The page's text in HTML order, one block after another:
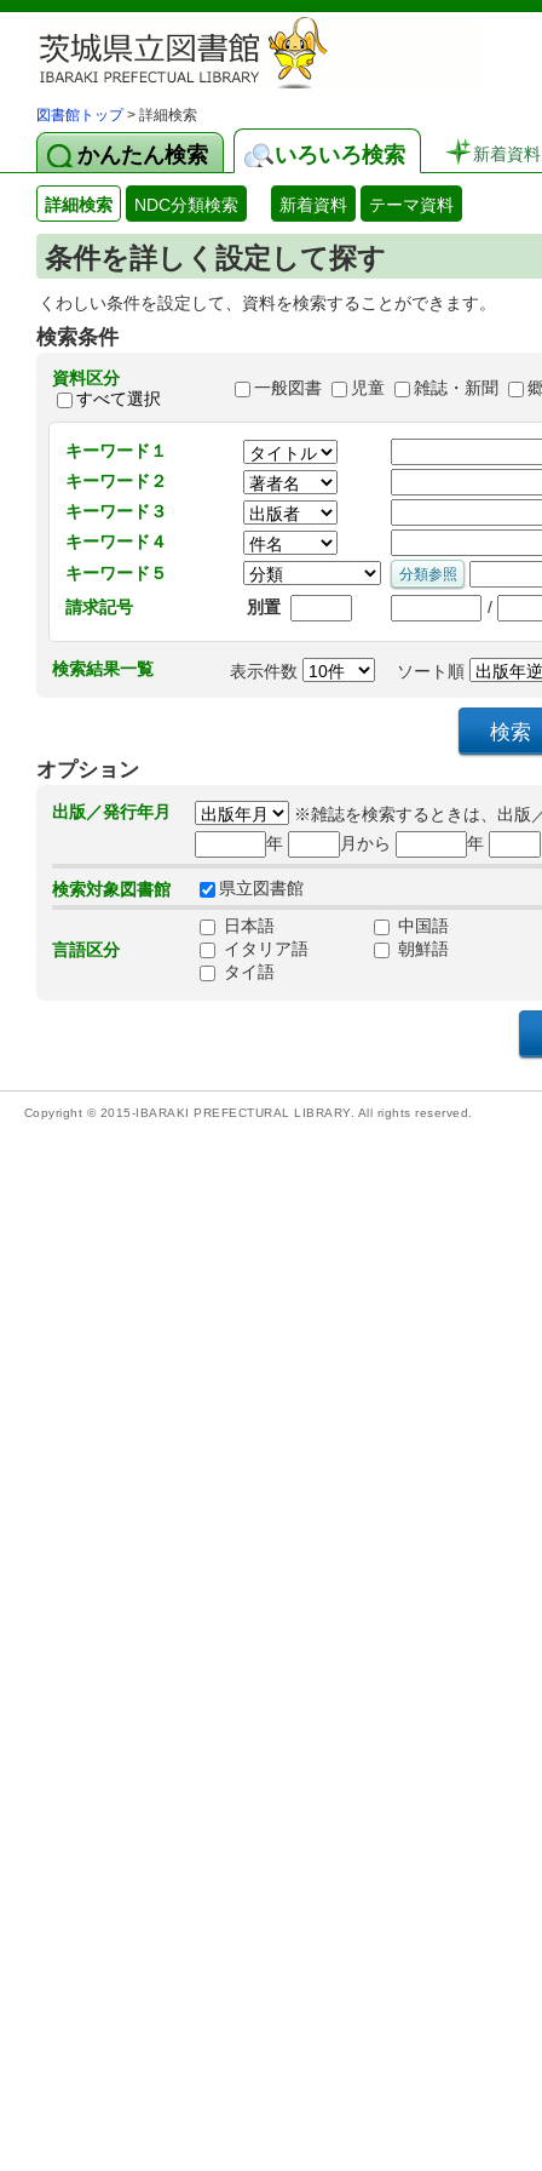
図書館トップ> 詳細検索
かんたん検索 いろいろ検索 新着資料
詳細検索 NDC分類検索 新着資料 テーマ資料
条件を詳しく設定して探す
くわしい条件を設定して、資料を検索することができます。
検索条件
資料区分
すべて選択
一般図書 児童 雑誌・新聞
キーワード１
キーワード２
キーワード３
キーワード４
キーワード５
請求記号
別置 /
検索結果一覧 表示件数 ソート順
オプション
出版／発行年月
※雑誌を検索するときは、出版
年
月から 年
検索対象図書館 県立図書館
言語区分
日本語
中国語
イタリア語
朝鮮語
タイ語
Copyright © 2015-IBARAKI PREFECTURAL LIBRARY. All rights reserved.